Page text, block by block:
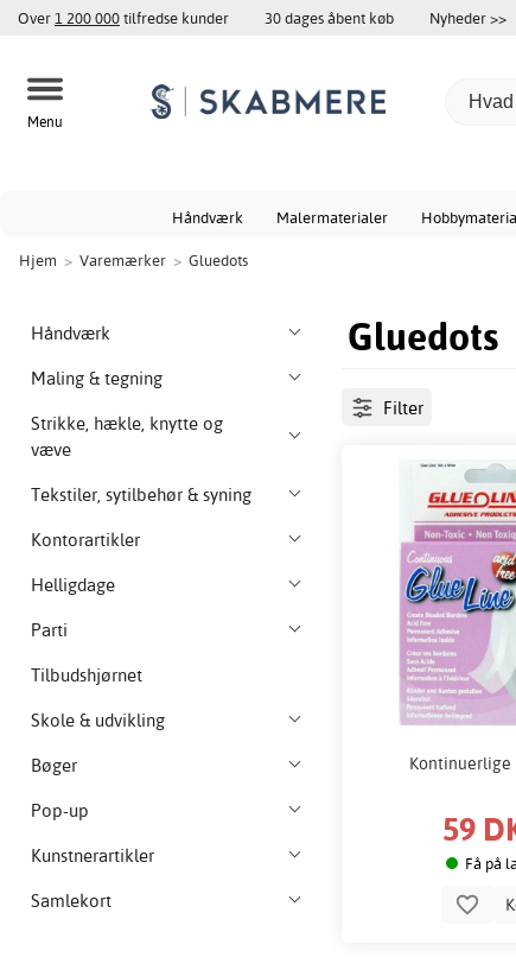
Over1 200 000tilfredse kunder 30 dages åbent køb Nyheder >>
Menu
Håndværk Malermaterialer
Hjem > Varemærker > Gluedots
Gluedots
Håndværk
Maling & tegning
Strikke, hækle, knytte og
væve
Tekstiler, sytilbehør & syning
Kontorartikler
Helligdage
Parti
Tilbudshjørnet
Skole & udvikling
Bøger
Pop-up
Kunstnerartikler
Samlekort
Filter
59
Få på